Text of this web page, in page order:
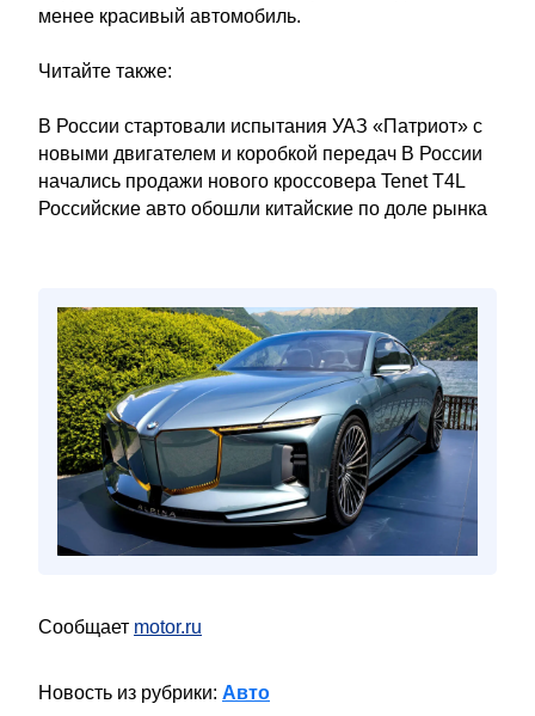
менее красивый автомобиль.
Читайте также:
В России стартовали испытания УАЗ «Патриот» с
новыми двигателем и коробкой передач В России
начались продажи нового кроссовера Tenet T4L
Российские авто обошли китайские по доле рынка
Сообщает motor.ru
Новость из рубрики: Авто